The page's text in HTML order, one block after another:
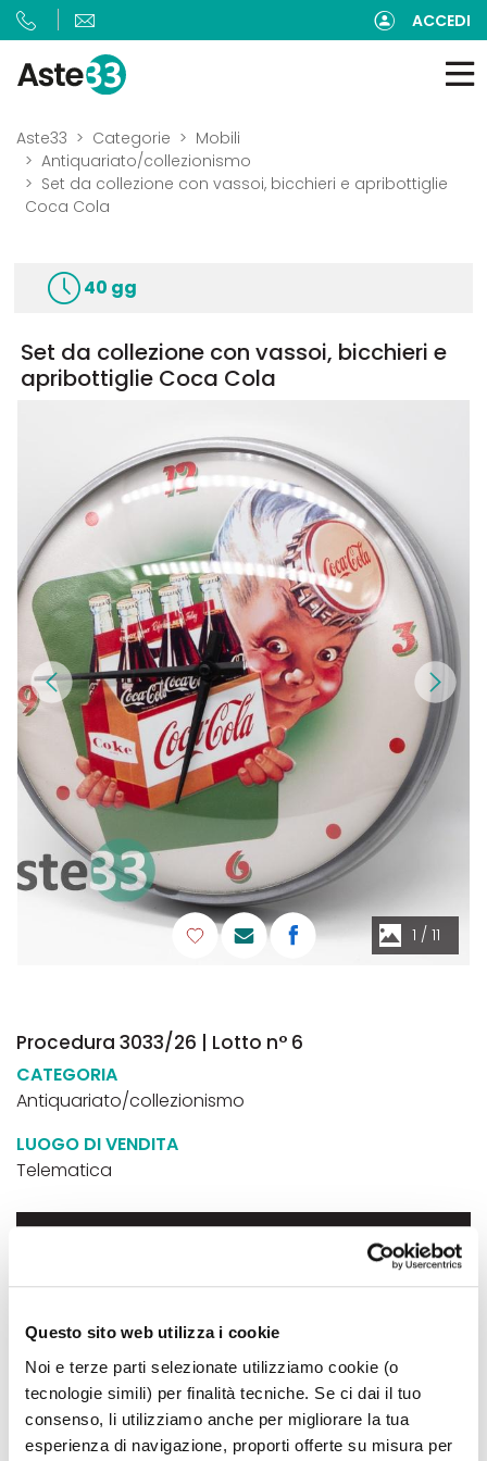
Questo sito web utilizza i cookie
Noi e terze parti selezionate utilizziamo cookie (o
tecnologie simili) per finalità tecniche. Se ci dai il tuo
consenso, li utilizziamo anche per migliorare la tua
esperienza di navigazione, proporti offerte su misura per
ACCEDI
Aste33 Categorie
Mobili
Antiquariato/collezionismo
Set da collezione con vassoi, bicchieri e apribottiglie
Coca Cola
40 gg
Set da collezione con vassoi, bicchieri e
apribottiglie Coca Cola
1 / 11
Procedura 3033/26 | Lotto n° 6
CATEGORIA
Antiquariato/collezionismo
LUOGO DI VENDITA
Telematica
PREZZO BASE
INIZIO GARA TELEMATICA
14 set 2026 - ore 14:30
FINE GARA TELEMATICA
17 set 2026 - ore 14:30